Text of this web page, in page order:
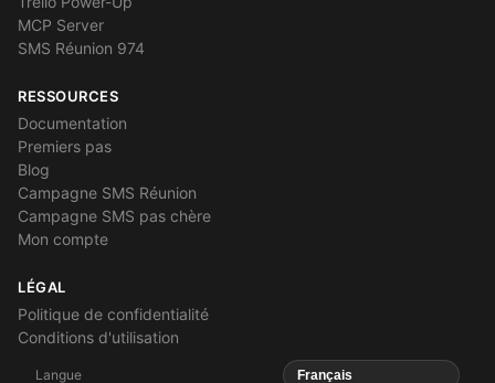
MCP Server
SMS Réunion 974
RESSOURCES
Documentation
Premiers pas
Blog
Campagne SMS Réunion
Campagne SMS pas chère
Mon compte
LÉGAL
Politique de confidentialité
Conditions d'utilisation
Langue